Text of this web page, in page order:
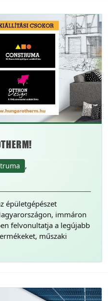
,
épületgépészet
immáron
felvonultatja a legújabb
műszaki